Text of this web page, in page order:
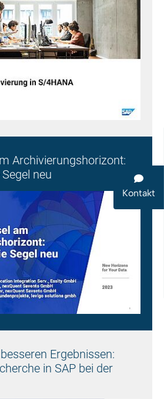
Archivierungshorizont:
neu
Ergebnissen:
in SAP bei der
Kontakt